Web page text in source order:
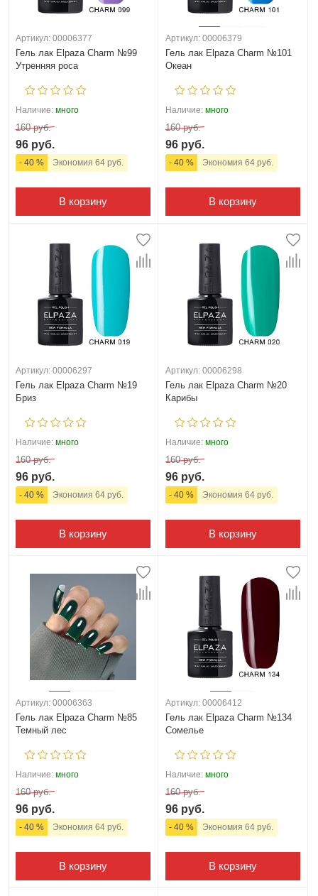
Артикул: 00006377
Гель лак Elpaza Charm №99
Утренняя роса
Наличие: много
160 руб.
96 руб.
- 40 % Экономия 64 руб.
В корзину
Артикул: 00006379
Гель лак Elpaza Charm №101
Океан
Наличие: много
160 руб.
96 руб.
- 40 % Экономия 64 руб.
В корзину
Артикул: 00006297
Гель лак Elpaza Charm №19
Бриз
Наличие: много
160 руб.
96 руб.
- 40 % Экономия 64 руб.
В корзину
Артикул: 00006298
Гель лак Elpaza Charm №20
Карибы
Наличие: много
160 руб.
96 руб.
- 40 % Экономия 64 руб.
В корзину
Артикул: 00006363
Гель лак Elpaza Charm №85
Темный лес
Наличие: много
160 руб.
96 руб.
- 40 % Экономия 64 руб.
В корзину
Артикул: 00006412
Гель лак Elpaza Charm №134
Сомелье
Наличие: много
160 руб.
96 руб.
- 40 % Экономия 64 руб.
В корзину